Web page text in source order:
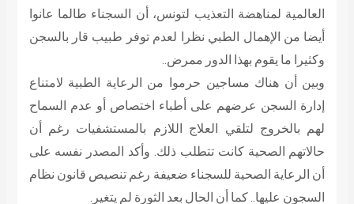
العالمية لمناهضة التعذيب لتونس، أن السجناء طالما عانوا
أيضا من الإهمال الطبي نظرا لعدم توفر طبيب قار بالسجن
وكثيرا ما يقوم بهذا الدور ممرض..
وبين أن هناك مساجين حرموا من الرعاية الطبية لامتناع
إدارة السجن عرضهم على أطباء اختصاص أو عدم السماح
لهم بالخروج لتلقي العلاج اللازم بالمستشفيات رغم أن
حالاتهم الصحية كانت تتطلب ذلك. وأكد المصدر نفسه على
أن الرعاية الصحية للسجناء ضعيفة رغم تنصيص قانون نظام
السجون عليها.. كما أن الحال بعد الثورة لم يتغير.